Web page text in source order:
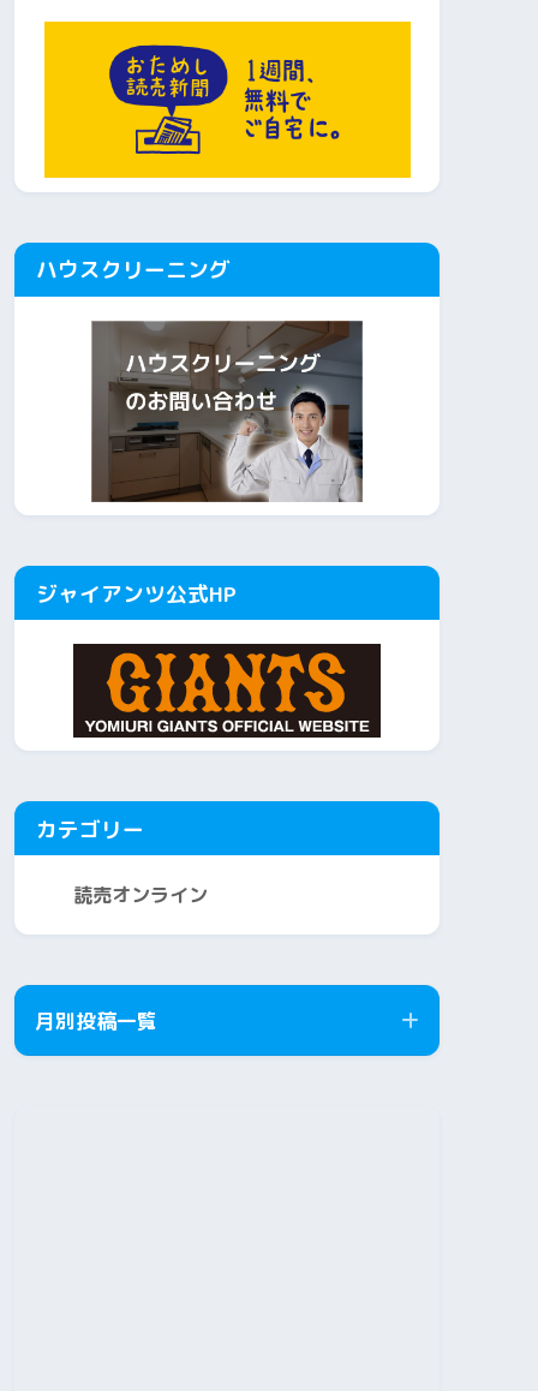
ハウスクリーニング
ジャイアンツ公式HP
カテゴリー
読売オンライン
月別投稿一覧